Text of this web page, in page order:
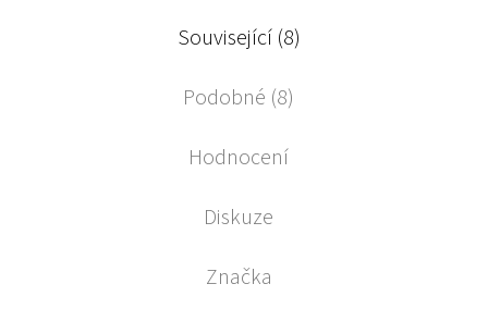
Související (8)
Podobné (8)
Hodnocení
Diskuze
Značka